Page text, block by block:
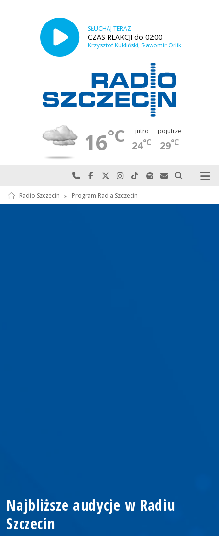
SŁUCHAJ TERAZ
CZAS REAKCJI do 02:00
Krzysztof Kukliński, Sławomir Orlik
16°C jutro
24°C
pojutrze
29°C
Najlepiej po prostu do nas zadzwoń
Odwiedź nas na Facebook-u
Odwiedź nas na X
Odwiedź nas na Instagram-ie
Odwiedź nas na TikTok-u
Szukaj nas na Spotify
Wyślij do nas
Szukaj
Radio Szczecin » Program Radia Szczecin
Najbliższe audycje w Radiu
Szczecin